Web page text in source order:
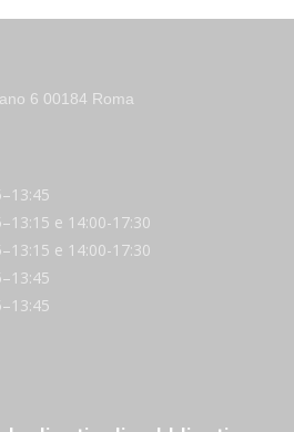
6 00184 Roma
e 14:00-17:30
e 14:00-17:30